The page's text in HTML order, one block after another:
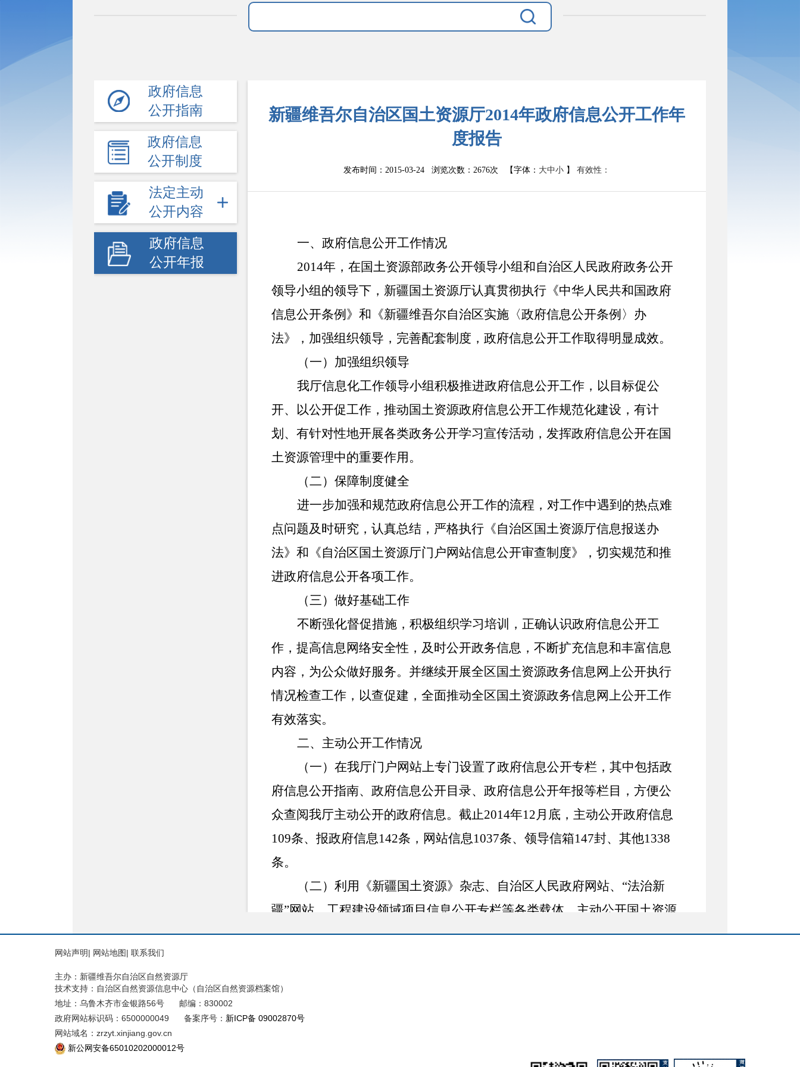
政府信息
公开指南
政府信息
公开制度
法定主动
公开内容
政府信息
公开年报
新疆维吾尔自治区国土资源厅2014年政府信息公开工作年
度报告
发布时间：2015-03-24 浏览次数： 2676次 【字体： 大中小 】 有效性：
一、政府信息公开工作情况
2014年，在国土资源部政务公开领导小组和自治区人民政府政务公开
领导小组的领导下，新疆国土资源厅认真贯彻执行《中华人民共和国政府
信息公开条例》和《新疆维吾尔自治区实施〈政府信息公开条例〉办
法》，加强组织领导，完善配套制度，政府信息公开工作取得明显成效。
（一）加强组织领导
我厅信息化工作领导小组积极推进政府信息公开工作，以目标促公
开、以公开促工作，推动国土资源政府信息公开工作规范化建设，有计
划、有针对性地开展各类政务公开学习宣传活动，发挥政府信息公开在国
土资源管理中的重要作用。
（二）保障制度健全
进一步加强和规范政府信息公开工作的流程，对工作中遇到的热点难
点问题及时研究，认真总结，严格执行《自治区国土资源厅信息报送办
法》和《自治区国土资源厅门户网站信息公开审查制度》，切实规范和推
进政府信息公开各项工作。
（三） 做好基础工作
不断强化督促措施，积极组织学习培训，正确认识政府信息公开工
作，提高信息网络安全性，及时公开政务信息，不断扩充信息和丰富信息
内容，为公众做好服务。并继续开展全区国土资源政务信息网上公开执行
情况检查工作，以查促建，全面推动全区国土资源政务信息网上公开工作
有效落实。
二、主动公开工作情况
（一）在我厅门户网站上专门设置了政府信息公开专栏，其中包括政
府信息公开指南、政府信息公开目录、政府信息公开年报等栏目，方便公
众查阅我厅主动公开的政府信息。截止2014年12月底，主动公开政府信息
109条、报政府信息142条，网站信息1037条、领导信箱147封、其他1338
条。
（二）利用《新疆国土资源》杂志、自治区人民政府网站、“法治新
疆”网站、工程建设领域项目信息公开专栏等各类载体，主动公开国土资源
行政管理相关的重大管理信息、重要统计数据、重要决策决定、重大事项
网站声明| 网站地图| 联系我们
主办：新疆维吾尔自治区自然资源厅
技术支持：自治区自然资源信息中心（自治区自然资源档案馆）
地址：乌鲁木齐市金银路56号
邮编：830002
政府网站标识码：6500000049
备案序号： 新ICP备 09002870号
网站域名：zrzyt.xinjiang.gov.cn
新公网安备65010202000012号